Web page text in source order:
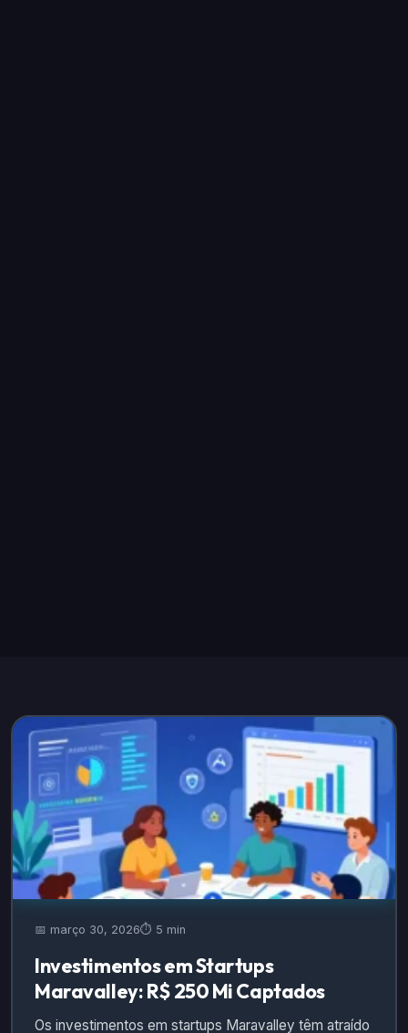
📅 março 30, 2026⏱️ 5 min
Investimentos em Startups
Maravalley: R$ 250 Mi Captados
Os investimentos em startups Maravalley têm atraído